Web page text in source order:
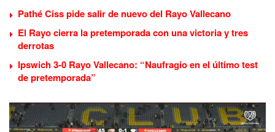
Pathé Ciss pide salir de nuevo del Rayo Vallecano
El Rayo cierra la pretemporada con una victoria y tres
derrotas
Ipswich 3-0 Rayo Vallecano: “Naufragio en el último test
de pretemporada”